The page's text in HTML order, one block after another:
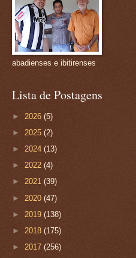
abadienses e ibitirenses
Lista de Postagens
► 2026 (5)
► 2025 (2)
► 2024 (13)
► 2022 (4)
► 2021 (39)
► 2020 (47)
► 2019 (138)
► 2018 (175)
► 2017 (256)